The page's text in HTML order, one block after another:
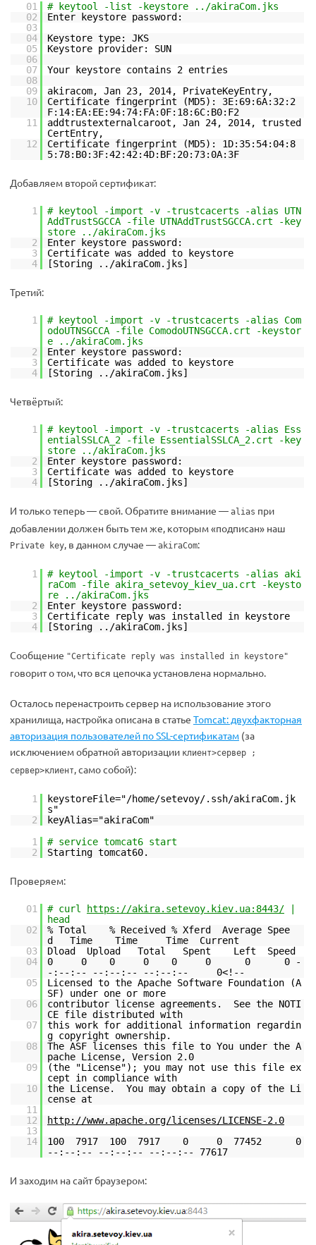
01
# keytool -list -keystore ../akiraCom.jks
02
Enter keystore password:
03
04
Keystore type: JKS
05
Keystore provider: SUN
06
07
Your keystore contains 2 entries
08
09
akiracom, Jan 23, 2014, PrivateKeyEntry,
10
Certificate fingerprint (MD5): 3E:69:6A:32:2
F:14:EA:EE:94:74:FA:0F:18:6C:B0:F2
11
addtrustexternalcaroot, Jan 24, 2014, trusted
CertEntry,
12
Certificate fingerprint (MD5): 1D:35:54:04:8
5:78:B0:3F:42:42:4D:BF:20:73:0A:3F
Добавляем второй сертификат:
1
# keytool -import -v -trustcacerts -alias UTN
AddTrustSGCCA -file UTNAddTrustSGCCA.crt -key
store ../akiraCom.jks
2
Enter keystore password:
3
Certificate was added to keystore
4
[Storing ../akiraCom.jks]
Третий:
1
# keytool -import -v -trustcacerts -alias Com
odoUTNSGCCA -file ComodoUTNSGCCA.crt -keystor
e ../akiraCom.jks
2
Enter keystore password:
3
Certificate was added to keystore
4
[Storing ../akiraCom.jks]
Четвёртый:
1
# keytool -import -v -trustcacerts -alias Ess
entialSSLCA_2 -file EssentialSSLCA_2.crt -key
store ../akiraCom.jks
2
Enter keystore password:
3
Certificate was added to keystore
4
[Storing ../akiraCom.jks]
И только теперь — свой. Обратите внимание — alias при
добавлении должен быть тем же, которым «подписан» наш
Private key, в данном случае — akiraCom:
1
# keytool -import -v -trustcacerts -alias aki
raCom -file akira_setevoy_kiev_ua.crt -keysto
re ../akiraCom.jks
2
Enter keystore password:
3
Certificate reply was installed in keystore
4
[Storing ../akiraCom.jks]
Сообщение "Certificate reply was installed in keystore"
говорит о том, что вся цепочка установлена нормально.
Осталось перенастроить сервер на использование этого
хранилища, настройка описана в статье Tomcat: двухфакторная
авторизация пользователей по SSL-сертификатам (за
исключением обратной авторизации клиент>сервер ;
сервер>клиент, само собой):
1
keystoreFile="/home/setevoy/.ssh/akiraCom.jk
s"
2
keyAlias="akiraCom"
1
# service tomcat6 start
2
Starting tomcat60.
Проверяем:
01 # curl https://akira.setevoy.kiev.ua:8443/
head
02
% Total % Received % Xferd Average Spee
d Time Time Time Current
03
Dload Upload Total Spent Left Speed
04
0 0 0 0 0 0 0 0 -
-:--:-- --:--:-- --:--:-- 0<!--
05
Licensed to the Apache Software Foundation (A
SF) under one or more
06
contributor license agreements. See the NOTI
CE file distributed with
07
this work for additional information regardin
g copyright ownership.
08
The ASF licenses this file to You under the A
pache License, Version 2.0
09
(the "License"); you may not use this file ex
cept in compliance with
10
the License. You may obtain a copy of the Li
cense at
11
12
http://www.apache.org/licenses/LICENSE-2.0
13
14
100 7917 100 7917 0 0 77452 0
--:--:-- --:--:-- --:--:-- 77617
И заходим на сайт браузером: